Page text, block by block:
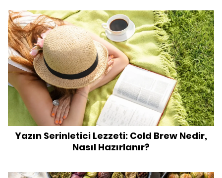
Yazın Serinletici Lezzeti: Cold Brew Nedir,
Nasıl Hazırlanır?